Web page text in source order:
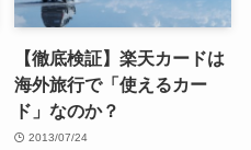
【徹底検証】楽天カードは
海外旅行で「使えるカー
ド」なのか？
2013/07/24